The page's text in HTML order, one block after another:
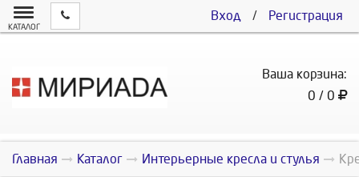
Вход / Регистрация
КАТАЛОГ
Ваша корзина:
0 / 0
Главная Каталог Интерьерные кресла и стулья